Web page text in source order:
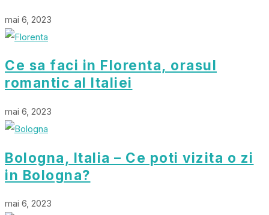
mai 6, 2023
Ce sa faci in Florenta, orasul
romantic al Italiei
mai 6, 2023
Bologna, Italia – Ce poti vizita o zi
in Bologna?
mai 6, 2023